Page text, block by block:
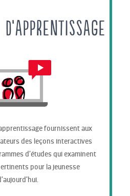
fournissent aux
des leçons interactives
d’études qui examinent
pour la jeunesse